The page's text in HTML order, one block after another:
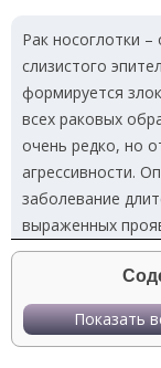
Рак носоглотки
слизистого
формируется
всех раковых
очень редко, но
агрессивности.
заболевание
выраженных
Показать